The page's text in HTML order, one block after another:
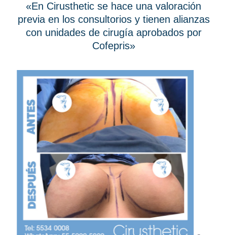
«En Cirusthetic se hace una valoración
previa en los consultorios y tienen alianzas
con unidades de cirugía aprobados por
Cofepris»